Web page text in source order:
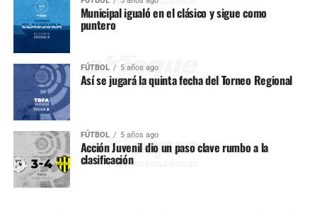
Municipal igualó en el clásico y sigue como
puntero
FÚTBOL 5 años ago
Así se jugará la quinta fecha del Torneo Regional
FÚTBOL 5 años ago
Acción Juvenil dio un paso clave rumbo a la
clasificación